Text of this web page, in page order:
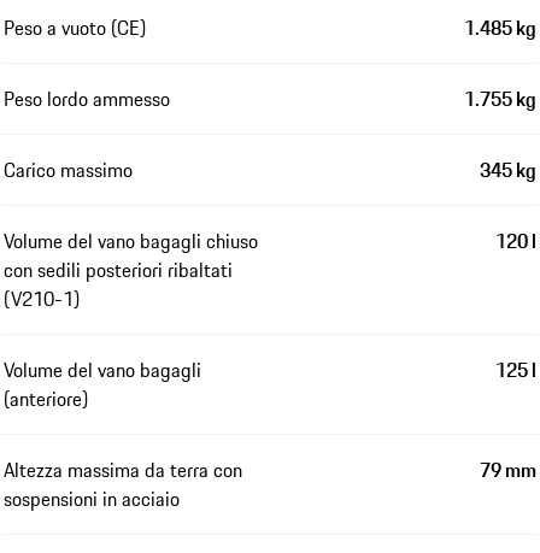
Peso a vuoto (CE) 1.485 kg
Peso lordo ammesso 1.755 kg
Carico massimo 345 kg
Volume del vano bagagli chiuso
con sedili posteriori ribaltati
(V210-1)
120 l
Volume del vano bagagli
(anteriore)
125 l
Altezza massima da terra con
sospensioni in acciaio
79 mm